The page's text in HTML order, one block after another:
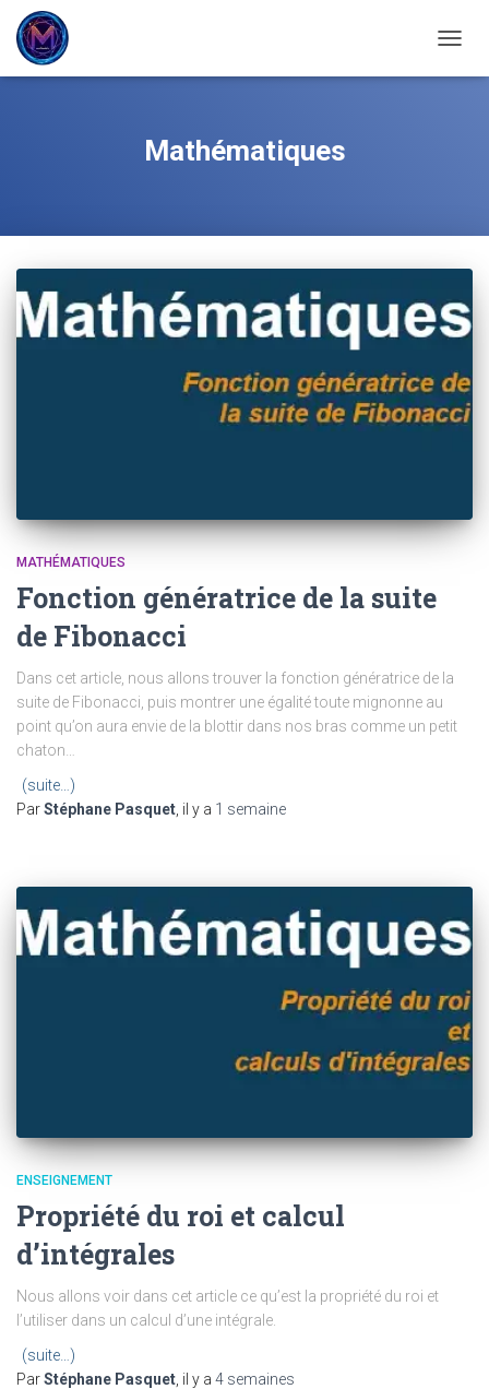
Mathématiques
MATHÉMATIQUES
Fonction génératrice de la suite
de Fibonacci
Dans cet article, nous allons trouver la fonction génératrice de la
suite de Fibonacci, puis montrer une égalité toute mignonne au
point qu’on aura envie de la blottir dans nos bras comme un petit
chaton…
(suite…)
ParStéphane Pasquet , il y a 1 semaine
ENSEIGNEMENT
Propriété du roi et calcul
d’intégrales
Nous allons voir dans cet article ce qu’est la propriété du roi et
l’utiliser dans un calcul d’une intégrale.
(suite…)
ParStéphane Pasquet , il y a 4 semaines